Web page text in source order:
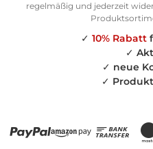
regelmäßig und jederzeit
✓ 10% Rabatt
✓
✓ neue
✓